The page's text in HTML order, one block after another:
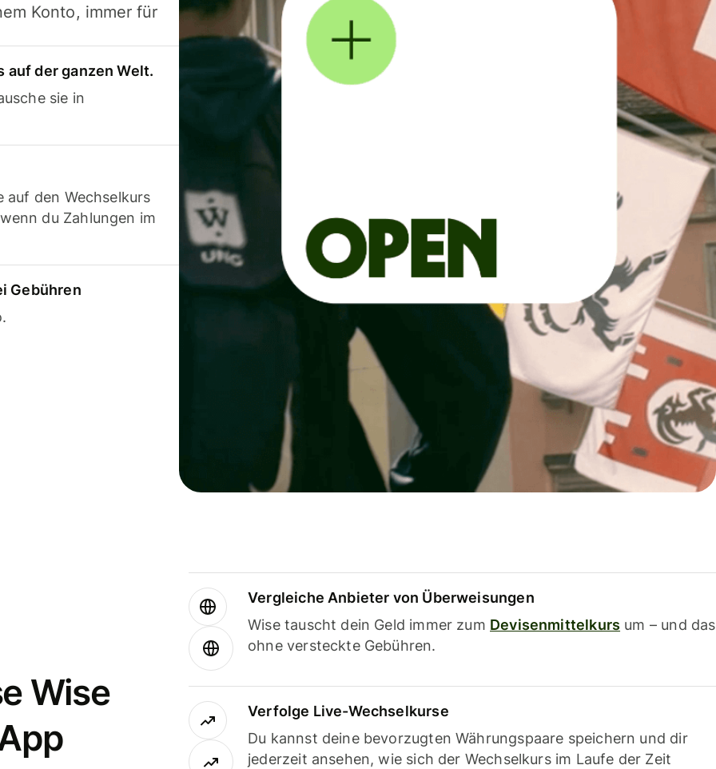
Konto, immer für
auf der ganzen Welt.
sie in
auf den Wechselkurs
du Zahlungen im
Gebühren
Wise
Vergleiche Anbieter von Überweisungen
Wise tauscht dein Geld immer zum Devisenmittelkurs um – und das
ohne versteckte Gebühren.
Verfolge Live-Wechselkurse
Du kannst deine bevorzugten Währungspaare speichern und dir
jederzeit ansehen, wie sich der Wechselkurs im Laufe der Zeit